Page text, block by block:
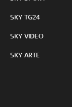
SKY TG24
SKY VIDEO
SKY ARTE